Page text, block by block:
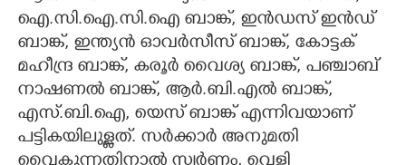
ഐ.സി.ഐ.സി.ഐ ബാങ്ക്, ഇൻഡസ് ഇൻഡ്
ബാങ്ക്, ഇന്ത്യൻ ഓവർസീസ് ബാങ്ക്, കോട്ടക്
മഹീന്ദ്ര ബാങ്ക്, കരൂർ വൈശ്യ ബാങ്ക്, പഞ്ചാബ്
നാഷണൽ ബാങ്ക്, ആർ.ബി.എൽ ബാങ്ക്,
എസ്.ബി.ഐ, യെസ് ബാങ്ക് എന്നിവയാണ്
പട്ടികയിലുള്ളത്. സർക്കാർ അനുമതി